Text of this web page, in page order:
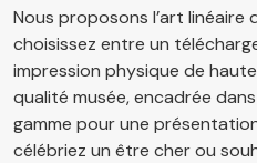
Nous proposons l’art linéaire
choisissez entre un
impression physique de
qualité musée, encadrée
gamme pour une
célébriez un être cher ou